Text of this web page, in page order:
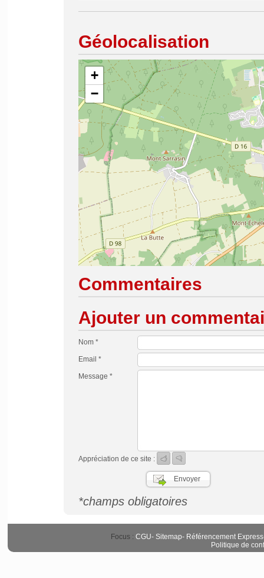
Géolocalisation
+
−
Commentaires
Ajouter un
Nom *
Email *
Message *
Appréciation de ce site :
*champs obligatoires
Focus : CGU- Sitemap- Référencement Express
Politique de